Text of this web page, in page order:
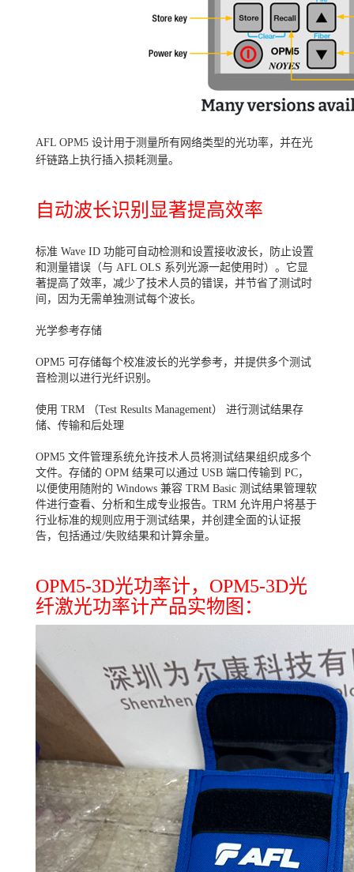
AFL OPM5 设计用于测量所有网络类型的光功率，并在光
纤链路上执行插入损耗测量。
自动波长识别显著提高效率
标准 Wave ID 功能可自动检测和设置接收波长，防止设置
和测量错误（与 AFL OLS 系列光源一起使用时）。它显
著提高了效率，减少了技术人员的错误，并节省了测试时
间，因为无需单独测试每个波长。
光学参考存储
OPM5 可存储每个校准波长的光学参考，并提供多个测试
音检测以进行光纤识别。
使用 TRM （Test Results Management） 进行测试结果存
储、传输和后处理
OPM5 文件管理系统允许技术人员将测试结果组织成多个
文件。存储的 OPM 结果可以通过 USB 端口传输到 PC，
以便使用随附的 Windows 兼容 TRM Basic 测试结果管理软
件进行查看、分析和生成专业报告。TRM 允许用户将基于
行业标准的规则应用于测试结果，并创建全面的认证报
告，包括通过/失败结果和计算余量。
OPM5-3D光功率计，OPM5-3D光
纤激光功率计产品实物图：